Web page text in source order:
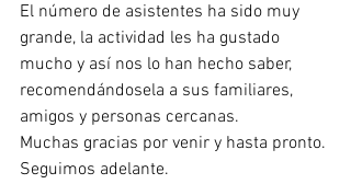
El número de asistentes ha sido muy
grande, la actividad les ha gustado
mucho y así nos lo han hecho saber,
recomendándosela a sus familiares,
amigos y personas cercanas.
Muchas gracias por venir y hasta pronto.
Seguimos adelante.